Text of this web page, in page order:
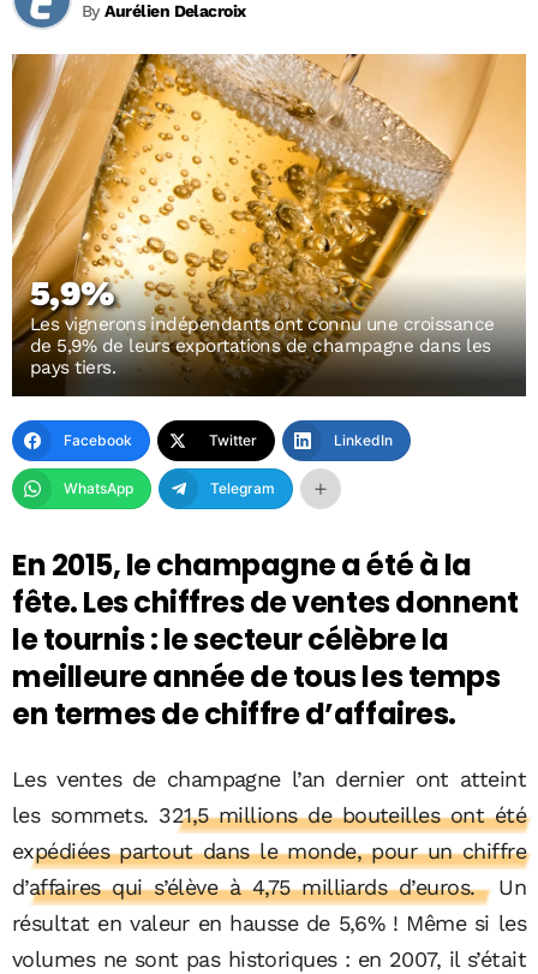
ByAurélien Delacroix
5,9%
Les vignerons indépendants ont connu une croissance
de 5,9% de leurs exportations de champagne dans les
pays tiers.
Facebook Twitter LinkedIn
WhatsApp Telegram
En 2015, le champagne a été à la
fête. Les chiffres de ventes donnent
le tournis : le secteur célèbre la
meilleure année de tous les temps
en termes de chiffre d’affaires.
Les ventes de champagne l’an dernier ont atteint
les sommets. 321,5 millions de bouteilles ont été
expédiées partout dans le monde, pour un chiffre
d’affaires qui s’élève à 4,75 milliards d’euros. Un
résultat en valeur en hausse de 5,6% ! Même si les
volumes ne sont pas historiques : en 2007, il s’était